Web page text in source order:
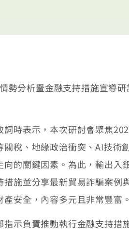
分析暨金融支持措施宣導研
時表示，本次研討會聚焦
稅、地緣政治衝突、AI技術
的關鍵因素。為此，輸出入
施並分享最新貿易詐騙案例
安全，內容多元且非常豐富。
示負責推動執行金融支持措